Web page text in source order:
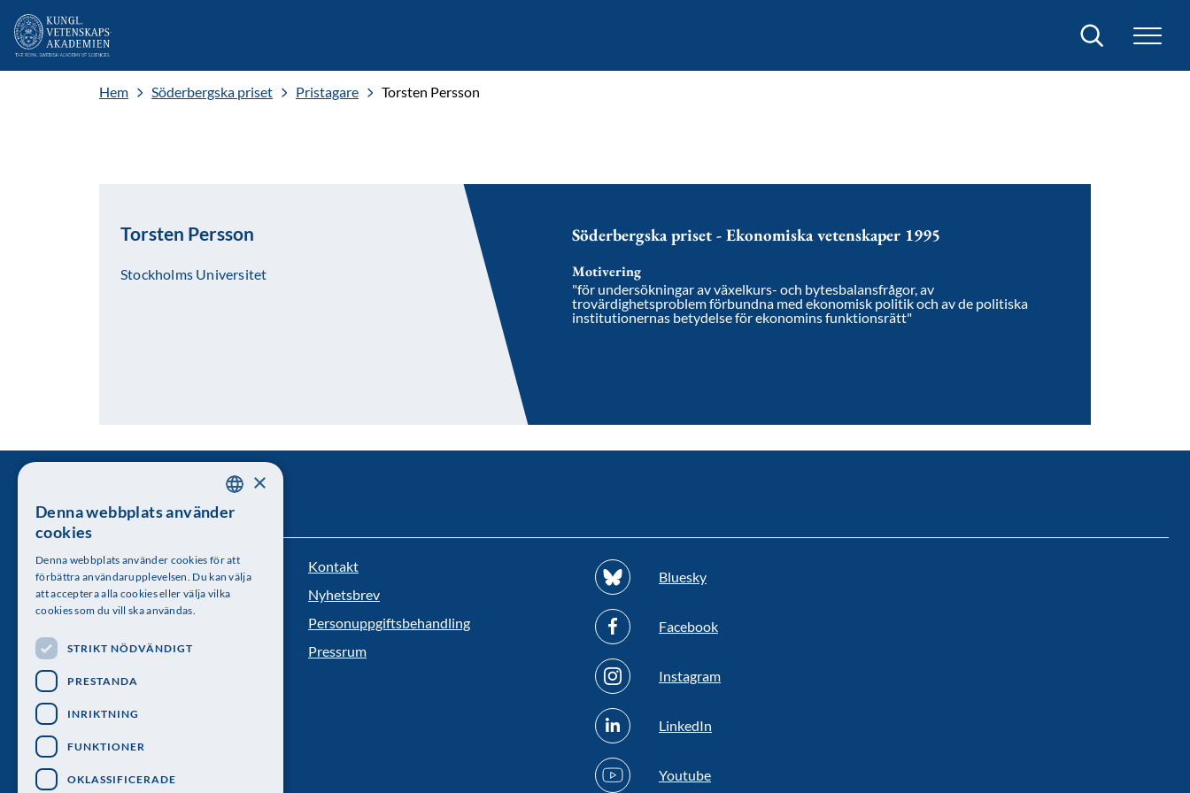
Sök
Hem Söderbergska priset Pristagare Torsten Persson
Torsten Persson
Stockholms Universitet
Söderbergska priset - Ekonomiska vetenskaper 1995
Motivering
"för undersökningar av växelkurs- och bytesbalansfrågor, av
trovärdighetsproblem förbundna med ekonomisk politik och av de politiska
institutionernas betydelse för ekonomins funktionsrätt"
Kungl. Vetenskapsakademien
Besöksadress: Lilla Frescativägen 4A
Telefon: 08-673 95 00
Kontakt
Nyhetsbrev
Personuppgiftsbehandling
Pressrum
Bluesky
Facebook
Instagram
LinkedIn
Youtube
SWEDISH
×
Denna webbplats använder
cookies
Denna webbplats använder cookies för att
förbättra användarupplevelsen. Du kan välja
att acceptera alla cookies eller välja vilka
cookies som du vill ska användas.
STRIKT NÖDVÄNDIGT
PRESTANDA
INRIKTNING
FUNKTIONER
OKLASSIFICERADE